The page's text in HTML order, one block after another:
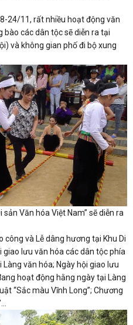
24/11, rất nhiều hoạt động văn
bào các dân tộc sẽ diễn ra tại
và không gian phố đi bộ xung
Văn hóa Việt Nam” sẽ diễn ra
và Lễ dâng hương tại Khu Di
giao lưu văn hóa các dân tộc phía
văn hóa; Ngày hội giao lưu
hoạt động hằng ngày tại Làng
“Sắc màu Vĩnh Long”; Chương